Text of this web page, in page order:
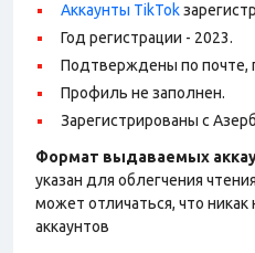
Аккаунты TikTok
Год регистрации - 2023.
Подтверждены по почте,
Профиль не заполнен.
Зарегистрированы с
Формат выдаваемых
указан для облегчения
может отличаться, что никак
аккаунтов